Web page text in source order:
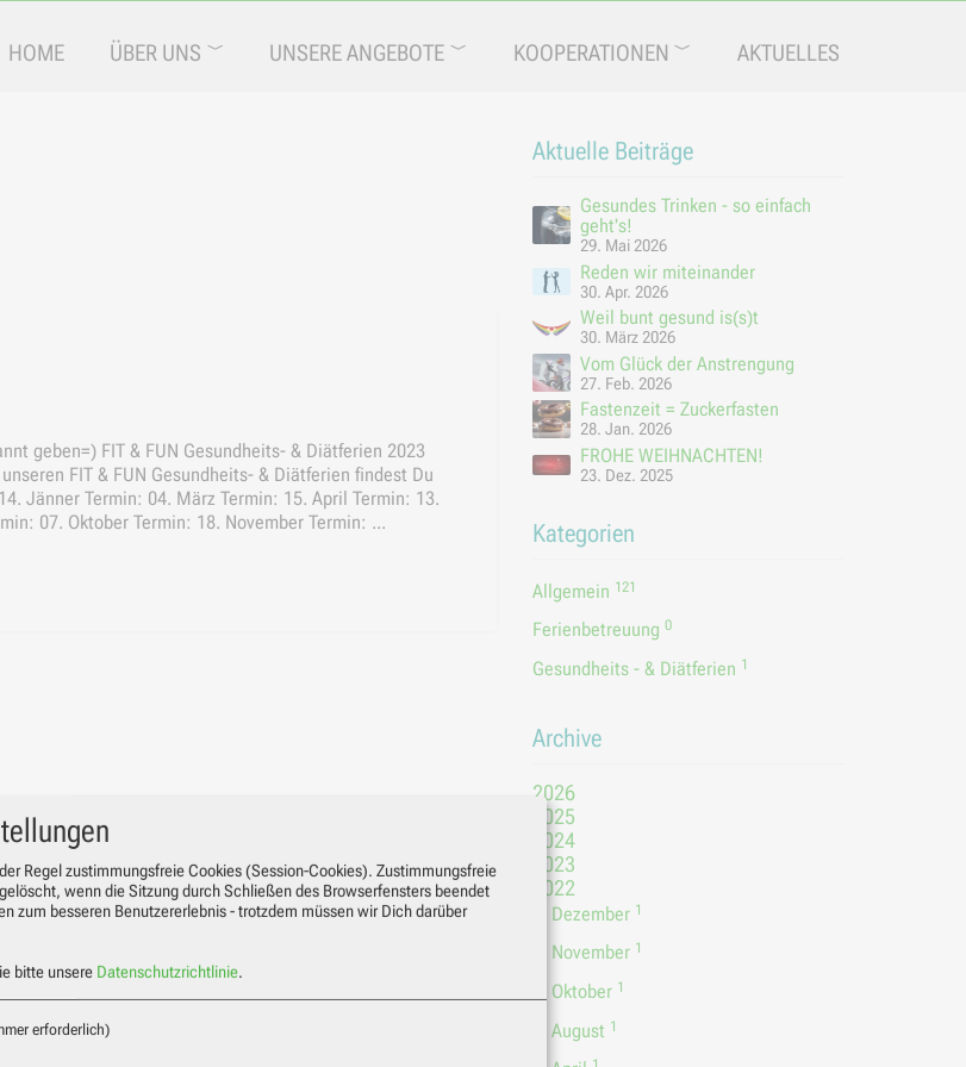
HOME ÜBER UNS UNSERE ANGEBOTE KOOPERATIONEN AKTUELLES
geben=) FIT & FUN Gesundheits- & Diätferien 2023
FIT & FUN Gesundheits- & Diätferien findest Du
Jänner Termin: 04. März Termin: 15. April Termin: 13.
07. Oktober Termin: 18. November Termin: ...
Aktuelle Beiträge
Gesundes Trinken - so einfach
geht's!
29. Mai 2026
Reden wir miteinander
30. Apr. 2026
Weil bunt gesund is(s)t
30. März 2026
Vom Glück der Anstrengung
27. Feb. 2026
Fastenzeit = Zuckerfasten
28. Jan. 2026
FROHE WEIHNACHTEN!
23. Dez. 2025
Kategorien
Allgemein 121
Ferienbetreuung 0
Gesundheits - & Diätferien 1
Archive
2026
2025
2024
2023
2022
Dezember 1
November 1
Oktober 1
August 1
Regel zustimmungsfreie Cookies (Session-Cookies). Zustimmungsfreie
wenn die Sitzung durch Schließen des Browserfensters beendet
zum besseren Benutzererlebnis - trotzdem müssen wir Dich darüber
bitte unsere Datenschutzrichtlinie.
erforderlich)